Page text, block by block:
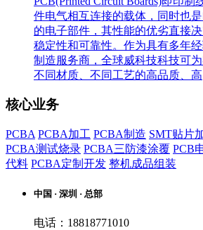
件电气相互连接的载体，同时也
的电子部件，其性能的优劣直接
稳定性和可靠性。作为具有多年
制造服务商，全球威科技科技可为
不同材质、不同工艺的高品质、高
核心业务
PCBA PCBA加工 PCBA制造 SMT贴片
PCBA测试烧录 PCBA三防漆涂覆 PCB
代料 PCBA定制开发 整机成品组装
中国 · 深圳 · 总部
电话：18818771010